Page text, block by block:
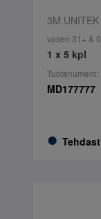
3M UNITEK
vasen 31+ &
1 x 5 kpl
Tuotenumero:
MD177777